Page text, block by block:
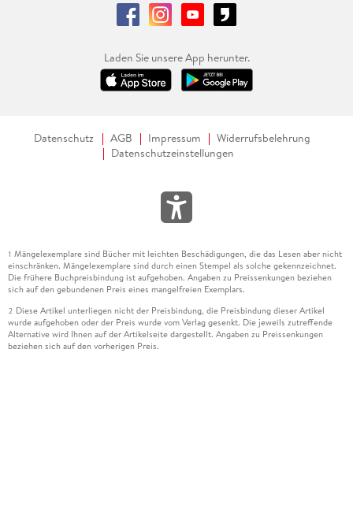
Laden Sie unsere App herunter.
Datenschutz AGB Impressum
Widerrufsbelehrung
Datenschutzeinstellungen
1 Mängelexemplare sind Bücher mit leichten Beschädigungen, die das Lesen aber nicht
einschränken. Mängelexemplare sind durch einen Stempel als solche gekennzeichnet.
Die frühere Buchpreisbindung ist aufgehoben. Angaben zu Preissenkungen beziehen
sich auf den gebundenen Preis eines mangelfreien Exemplars.
2 Diese Artikel unterliegen nicht der Preisbindung, die Preisbindung dieser Artikel
wurde aufgehoben oder der Preis wurde vom Verlag gesenkt. Die jeweils zutreffende
Alternative wird Ihnen auf der Artikelseite dargestellt. Angaben zu Preissenkungen
beziehen sich auf den vorherigen Preis.